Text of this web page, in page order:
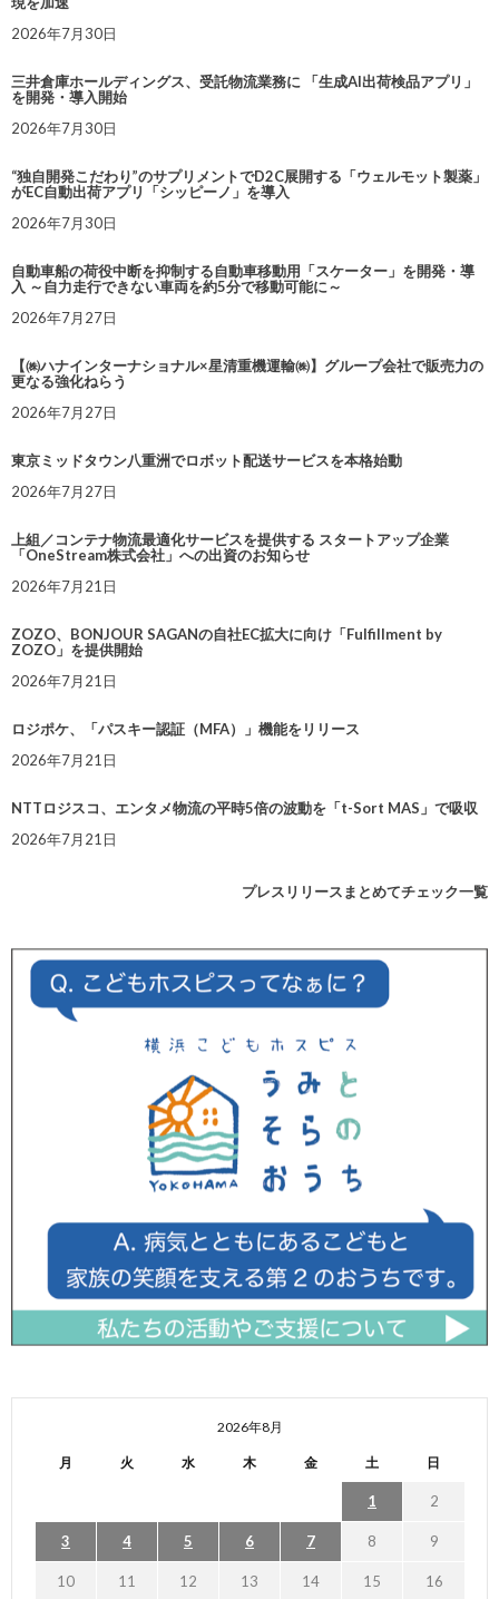
2026年7月30日
三井倉庫ホールディングス、受託物流業務に 「生成AI出荷検品アプリ」
を開発・導入開始
2026年7月30日
“独自開発こだわり”のサプリメントでD2C展開する「ウェルモット製薬」
がEC自動出荷アプリ「シッピーノ」を導入
2026年7月30日
自動車船の荷役中断を抑制する自動車移動用「スケーター」を開発・導
入 ～自力走行できない車両を約5分で移動可能に～
2026年7月27日
【㈱ハナインターナショナル×星清重機運輸㈱】グループ会社で販売力の
更なる強化ねらう
2026年7月27日
東京ミッドタウン八重洲でロボット配送サービスを本格始動
2026年7月27日
上組／コンテナ物流最適化サービスを提供する スタートアップ企業
「OneStream株式会社」への出資のお知らせ
2026年7月21日
ZOZO、BONJOUR SAGANの自社EC拡大に向け「Fulfillment by
ZOZO」を提供開始
2026年7月21日
ロジポケ、「パスキー認証（MFA）」機能をリリース
2026年7月21日
NTTロジスコ、エンタメ物流の平時5倍の波動を「t-Sort MAS」で吸収
2026年7月21日
プレスリリースまとめてチェック一覧
2026年8月
月 火 水 木 金 土 日
1 2
3 4 5 6 7 8 9
10 11 12 13 14 15 16